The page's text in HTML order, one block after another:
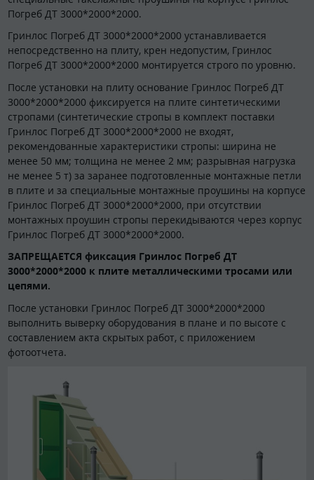
Погреб ДТ 3000*2000*2000.
Гринлос Погреб ДТ 3000*2000*2000 устанавливается
непосредственно на плиту, крен недопустим, Гринлос
Погреб ДТ 3000*2000*2000 монтируется строго по уровню.
После установки на плиту основание Гринлос Погреб ДТ
3000*2000*2000 фиксируется на плите синтетическими
стропами (синтетические стропы в комплект поставки
Гринлос Погреб ДТ 3000*2000*2000 не входят,
рекомендованные характеристики стропы: ширина не
менее 50 мм; толщина не менее 2 мм; разрывная нагрузка
не менее 5 т) за заранее подготовленные монтажные петли
в плите и за специальные монтажные проушины на корпусе
Гринлос Погреб ДТ 3000*2000*2000, при отсутствии
монтажных проушин стропы перекидываются через корпус
Гринлос Погреб ДТ 3000*2000*2000.
ЗАПРЕЩАЕТСЯ фиксация Гринлос Погреб ДТ
3000*2000*2000 к плите металлическими тросами или
цепями.
После установки Гринлос Погреб ДТ 3000*2000*2000
выполнить выверку оборудования в плане и по высоте с
составлением акта скрытых работ, с приложением
фотоотчета.